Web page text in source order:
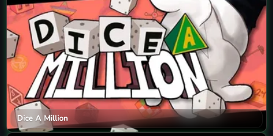
Dice A Million